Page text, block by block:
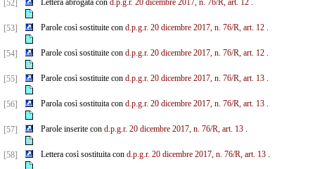
[52] Lettera abrogata con d.p.g.r. 20 dicembre 2017, n. 76/R, art. 12.
[53] Parole così sostituite con d.p.g.r. 20 dicembre 2017, n. 76/R, art. 12.
[54] Parole così sostituite con d.p.g.r. 20 dicembre 2017, n. 76/R, art. 12.
[55] Parole così sostituite con d.p.g.r. 20 dicembre 2017, n. 76/R, art. 13.
[56] Parola così sostituita con d.p.g.r. 20 dicembre 2017, n. 76/R, art. 13.
[57] Parole inserite con d.p.g.r. 20 dicembre 2017, n. 76/R, art. 13.
[58] Lettera così sostituita con d.p.g.r. 20 dicembre 2017, n. 76/R, art. 13.